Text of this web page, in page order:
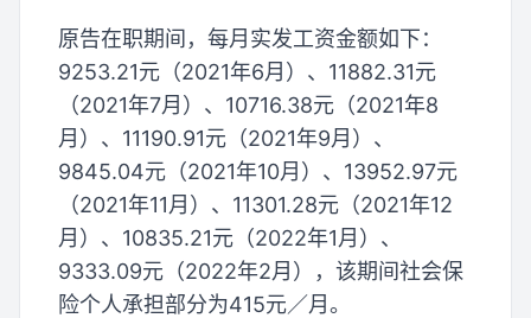
原告在职期间，每月实发工资金额如下：
9253.21元（2021年6月）、11882.31元
（2021年7月）、10716.38元（2021年8
月）、11190.91元（2021年9月）、
9845.04元（2021年10月）、13952.97元
（2021年11月）、11301.28元（2021年12
月）、10835.21元（2022年1月）、
9333.09元（2022年2月），该期间社会保
险个人承担部分为415元／月。